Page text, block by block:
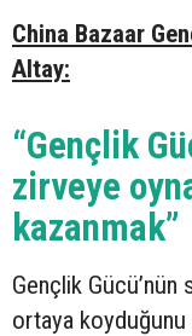
China Bazaar
Altay:
“Gençlik
zirveye
kazanmak”
Gençlik
ortaya